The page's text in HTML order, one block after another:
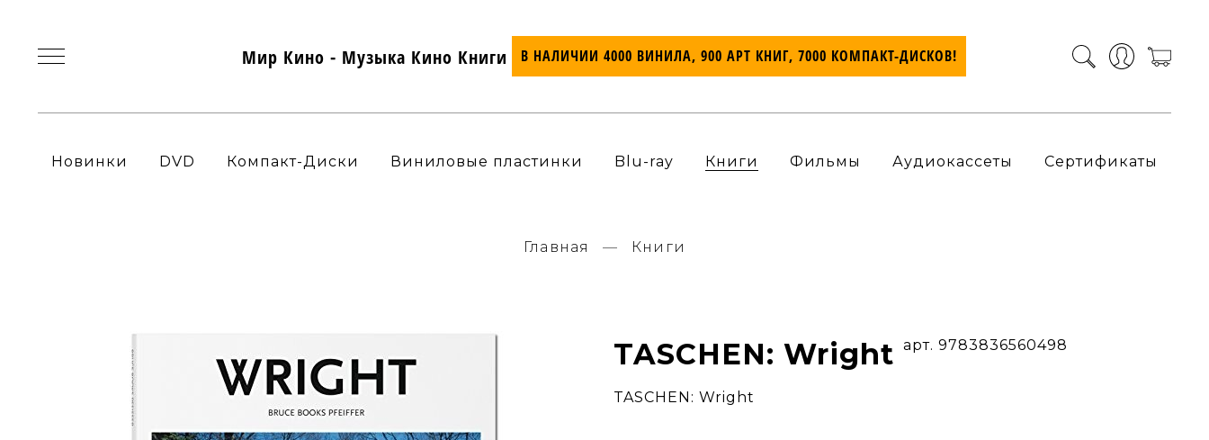
Мир Кино - Музыка Кино Книги В НАЛИЧИИ 4000 ВИНИЛА, 900 АРТ КНИГ, 7000 КОМПАКТ-ДИСКОВ!
Новинки DVD Компакт-Диски Виниловые пластинки Blu-ray Книги Фильмы Аудиокассеты Сертификаты
Главная Книги
TASCHEN: Wright арт. 9783836560498
TASCHEN: Wright